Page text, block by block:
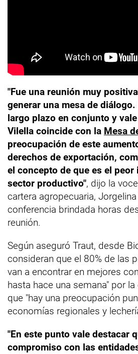
"Fue una reunión muy
generar una mesa de
largo plazo en conjunto y
Vilella coincide con la Mesa
preocupación de este
derechos de exportación,
el concepto de que es el peor
sector productivo", dijo la
cartera agropecuaria, Jorgelina
conferencia brindada horas
reunión.
Según aseguró Traut, desde
consideran que el 80% de las
van a encontrar en mejores
hasta hace una semana" por
que "hay una preocupación
economías regionales y
"En este punto vale destacar
compromiso con las